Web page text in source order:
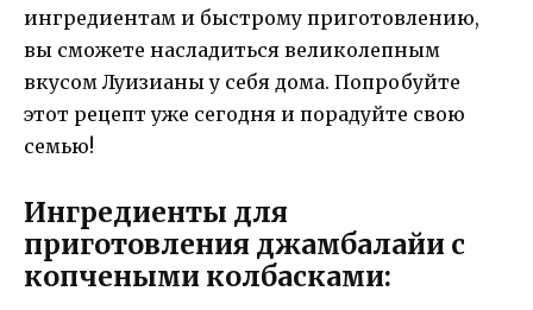
ингредиентам и быстрому приготовлению,
вы сможете насладиться великолепным
вкусом Луизианы у себя дома. Попробуйте
этот рецепт уже сегодня и порадуйте свою
семью!
Ингредиенты для
приготовления джамбалайи с
копчеными колбасками: